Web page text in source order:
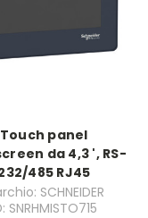
Touch panel
da 4,3 ', RS-
485 RJ45
SCHNEIDER
SNRHMISTO715